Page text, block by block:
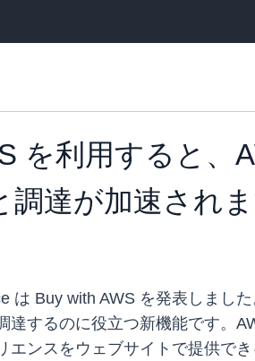
を利用すると
調達が加速され
は Buy with AWS を発表しまし
達するのに役立つ新機能です。
エンスをウェブサイトで提供で